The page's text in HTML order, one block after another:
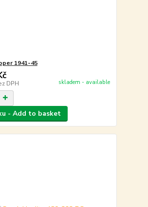
1941-45
DPH skladem - available
- Add to basket